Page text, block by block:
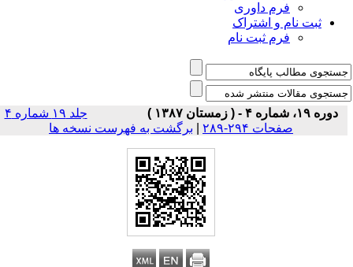
فرم داوری
ثبت نام و اشتراک
فرم ثبت نام
دوره ۱۹، شماره ۴ - ( زمستان ۱۳۸۷ )
جلد ۱۹ شماره ۴
صفحات ۲۹۴-۲۸۹
| برگشت به فهرست نسخه ها